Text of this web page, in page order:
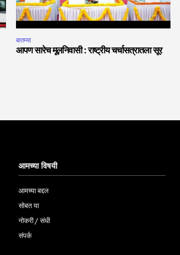
बातम्या
आपण सारेच मूलनिवासी : राष्ट्रीय चर्चासत्रातला सूर
आमच्या विषयी
आमच्या बद्दल
सोबत या
नोकरी / संधी
संपर्क